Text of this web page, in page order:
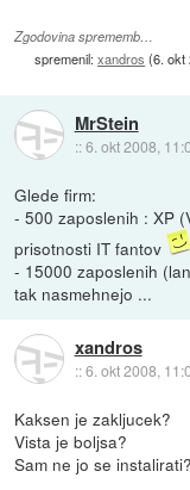
Zgodovina sprememb…
spremenil:xandros (6. okt
MrStein
::6. okt 2008,
Glede firm:
- 500 zaposlenih : XP
prisotnosti IT fantov
- 15000 zaposlenih
tak nasmehnejo ...
xandros
::6. okt 2008,
Kaksen je zakljucek?
Vista je boljsa?
Sam ne jo se instalirati?